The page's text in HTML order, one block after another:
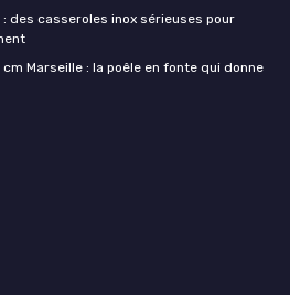
: des casseroles inox sérieuses pour
Marseille : la poêle en fonte qui donne